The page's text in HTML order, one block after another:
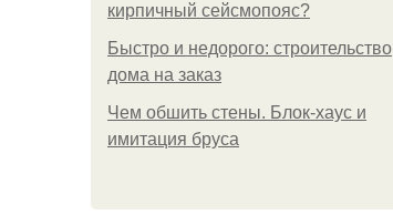
кирпичный сейсмопояс?
Быстро и недорого: строительство
дома на заказ
Чем обшить стены. Блок-хаус и
имитация бруса